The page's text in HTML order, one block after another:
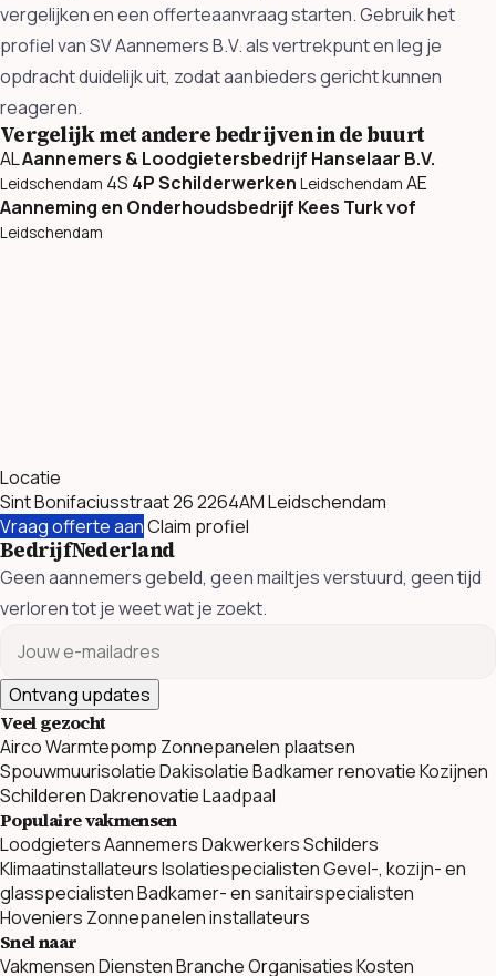
vergelijken en een offerteaanvraag starten. Gebruik het
profiel van SV Aannemers B.V. als vertrekpunt en leg je
opdracht duidelijk uit, zodat aanbieders gericht kunnen
reageren.
Vergelijk met andere bedrijven in de buurt
ALAannemers & Loodgietersbedrijf Hanselaar B.V.
Leidschendam 4S 4P Schilderwerken Leidschendam AE
Aanneming en Onderhoudsbedrijf Kees Turk vof
Leidschendam
Locatie
Sint Bonifaciusstraat 26 2264AM Leidschendam
Vraag offerte aanClaim profiel
BedrijfNederland
Geen aannemers gebeld, geen mailtjes verstuurd, geen tijd
verloren tot je weet wat je zoekt.
Ontvang updates
Veel gezocht
AircoWarmtepomp Zonnepanelen plaatsen
SpouwmuurisolatieDakisolatieBadkamer renovatieKozijnen
SchilderenDakrenovatieLaadpaal
Populaire vakmensen
LoodgietersAannemersDakwerkersSchilders
KlimaatinstallateursIsolatiespecialistenGevel-, kozijn- en
glasspecialistenBadkamer- en sanitairspecialisten
Hoveniers Zonnepanelen installateurs
Snel naar
VakmensenDienstenBranche OrganisatiesKosten